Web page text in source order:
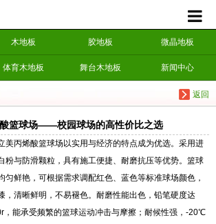
木地板 胶地板 微晶地板
体育木地板 舞台木地板 新闻中心
返回
篮球场——校园球场的高性价比之选
美丙烯酸篮球场以实用与经济的特点成为优选。采用进
粉与防滑颗粒，具有施工便捷、耐磨抗压等优势。篮球
匀鲜艳，可根据需求调配红色、蓝色等标准球场颜色，
，清晰鲜明，不易褪色。耐磨性能出色，铅笔硬度达
，能承受频繁的篮球运动冲击与摩擦；耐候性强，-20℃